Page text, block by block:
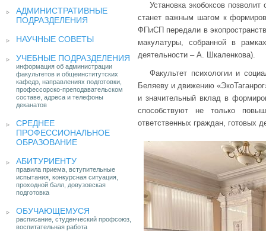
АДМИНИСТРАТИВНЫЕ
ПОДРАЗДЕЛЕНИЯ
НАУЧНЫЕ СОВЕТЫ
УЧЕБНЫЕ ПОДРАЗДЕЛЕНИЯ
информация об администрации
факультетов и общеинститутских
кафедр, направлениях подготовки,
профессорско-преподавательском
составе, адреса и телефоны
деканатов
СРЕДНЕЕ
ПРОФЕССИОНАЛЬНОЕ
ОБРАЗОВАНИЕ
АБИТУРИЕНТУ
правила приема, вступительные
испытания, конкурсная ситуация,
проходной балл, довузовская
подготовка
ОБУЧАЮЩЕМУСЯ
расписание, студенческий профсоюз,
воспитательная работа
Установка экобоксов
станет важным шагом к
ФПиСП передали в
макулатуры, собранной в
деятельности – А. Шкаленкова).
Факультет психологии и
Беляеву и движению
и значительный вклад в
способствуют не только
ответственных граждан, готовых